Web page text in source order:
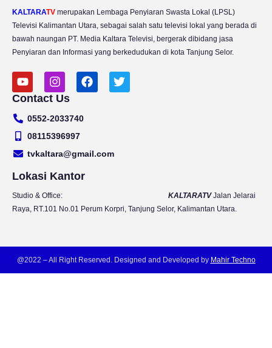
KALTARATV merupakan Lembaga Penyiaran Swasta Lokal (LPSL)
Televisi Kalimantan Utara, sebagai salah satu televisi lokal yang berada di
bawah naungan PT. Media Kaltara Televisi, bergerak dibidang jasa
Penyiaran dan Informasi yang berkedudukan di kota Tanjung Selor.
Y
o
u
u
b
I
n
s
a
g
a
m
F
a
k
T
w
Contact Us
0552-2033740
08115396997
tvkaltara@gmail.com
Lokasi Kantor
Studio & Office: KALTARATVJalan Jelarai
Raya, RT.101 No.01 Perum Korpri, Tanjung Selor, Kalimantan Utara.
@2022 – All Right Reserved. Designed and Developed by Mahir Techno